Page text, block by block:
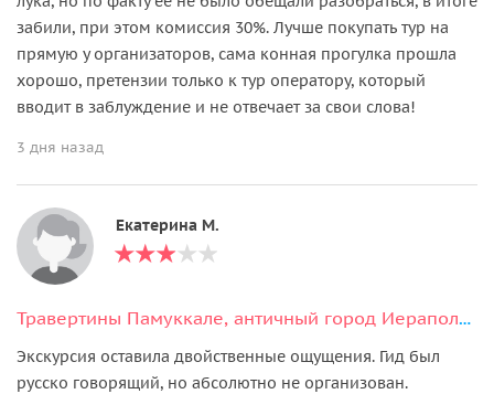
забили, при этом комиссия 30%. Лучше покупать тур на
прямую у организаторов, сама конная прогулка прошла
хорошо, претензии только к тур оператору, который
вводит в заблуждение и не отвечает за свои слова!
3 дня назад
Екатерина М.
Травертины Памуккале, античный город Иераполис и озеро Салда из Кемера
Экскурсия оставила двойственные ощущения. Гид был
русско говорящий, но абсолютно не организован.